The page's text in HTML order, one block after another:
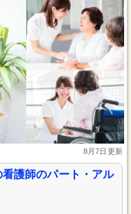
8月7日更新
護師のパート・アル